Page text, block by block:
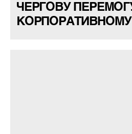
ЧЕРГОВУ
КОРПОРАТИВНОМУ